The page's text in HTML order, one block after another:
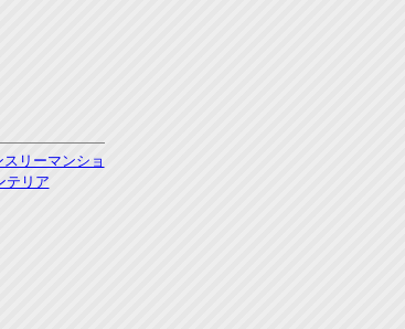
リーマンショ
テリア